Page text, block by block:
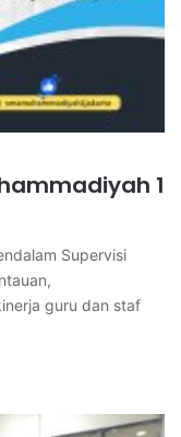
1
Supervisi
guru dan staf